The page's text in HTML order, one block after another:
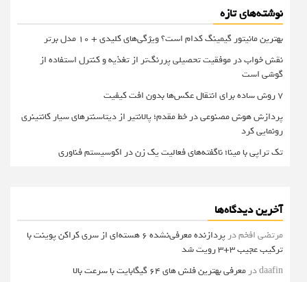
نوشته‌های تازه
بهترین مانیتور گیمینگ کدام است؟ ویژگی‌های کلیدی + 10 مدل برتر
نقش خواب در موفقیت تحصیلی پررنگ‌تر از تغذیه و کنترل استفاده از
گوشی است
۷ روش ساده برای انتقال عکس‌ها بدون افت کیفیت
پردازش هوش مصنوعی در خط مقدم؛ پالانتیر از دیتاسنترهای سیار کانتینری
رونمایی کرد
تک تراپی با مینا؛ ناگفته‌های فعالیت یک زن در اکوسیستم فناوری
آخرین دیدگاه‌ها
مرتضی افخمدر
پردازنده معرفی‌نشده 6 هسته‌ای از سری کراکن پوینت با
ترکیب عجیب 3+3 رویت شد
daafinدرمعرفی بهترین فلش های 64 گیگابایت با سرعت بالا